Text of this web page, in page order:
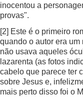
inocentou a
provas".
[2] Este é o primeiro
quando o autor era
não usava aqueles
lazarenta (as fotos
cabelo que parece ter
sobre Jesus e,
mais perto disso foi o